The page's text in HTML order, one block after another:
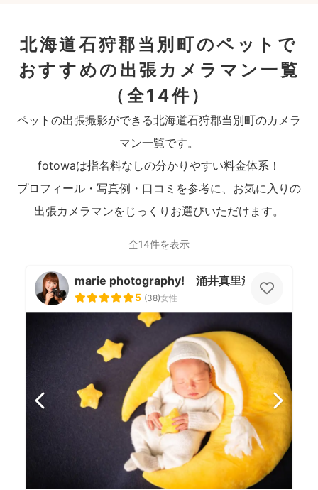
北海道石狩郡当別町のペットで
おすすめの出張カメラマン一覧
（全14件）
ペットの出張撮影ができる北海道石狩郡当別町のカメラ
マン一覧です。
fotowaは指名料なしの分かりやすい料金体系！
プロフィール・写真例・口コミを参考に、お気に入りの
出張カメラマンをじっくりお選びいただけます。
全14件を表示
marie photography! 涌井真里江
5 (38)女性